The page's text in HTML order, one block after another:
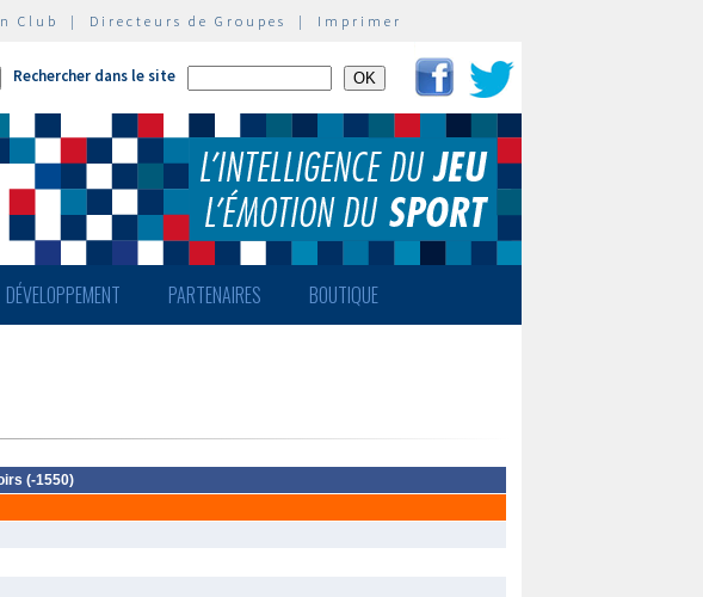
Club | Directeurs de Groupes | Imprimer
Rechercher dans le site
DÉVELOPPEMENT PARTENAIRES BOUTIQUE
(-1550)